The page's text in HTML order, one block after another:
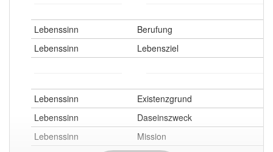
Lebenssinn
Berufung
Lebenssinn
Lebensziel
Lebenssinn
Existenzgrund
Lebenssinn
Daseinszweck
Lebenssinn
Mission